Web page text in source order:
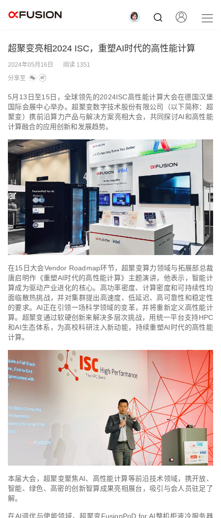
超聚变亮相2024 ISC，重塑AI时代的高性能计算
2024年05月16日
阅读 1351
分享至
5月13日至15日，全球领先的2024ISC高性能计算大会在德国汉堡
国际会展中心举办。超聚变数字技术股份有限公司（以下简称：超
聚变）携前沿算力产品与解决方案亮相大会，共同探讨AI和高性能
计算融合的应用创新和发展趋势。
在15日大会Vendor Roadmap环节，超聚变算力领域与拓展部总裁
唐启明作《重塑AI时代的高性能计算》主题演讲，他表示，智能计
算成为驱动产业进化的核心。高功率密度、计算密度和可持续性均
面临散热挑战，并对集群提出高速度、低延迟、高可靠性和稳定性
的要求。AI正在引领一场科学领域的变革，并将重新定义高性能计
算。超聚变通过软硬创新来解决多层次挑战，用统一平台支持HPC
和AI生态体系，为高校科研注入新动能，持续重塑AI时代的高性能
计算。
本届大会，超聚变聚焦AI、高性能计算等前沿技术领域，携开放、
智能、绿色、高密的创新智算成果亮相展台，吸引与会人员驻足了
解。
在AI调优与使能领域，超聚变FusionPoD for AI整机柜液冷服务器